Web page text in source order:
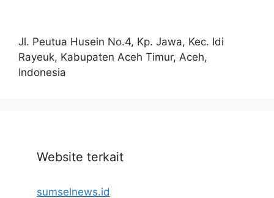
Jl. Peutua Husein No.4, Kp. Jawa, Kec. Idi
Rayeuk, Kabupaten Aceh Timur, Aceh,
Indonesia
Website terkait
sumselnews.id